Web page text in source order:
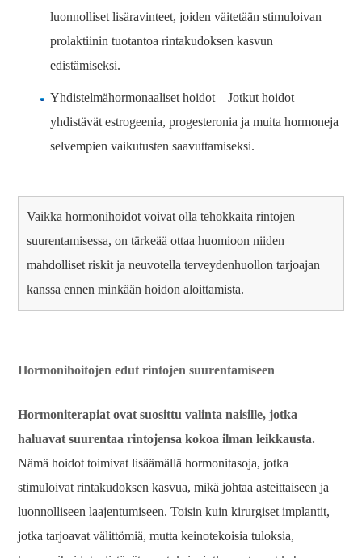
luonnolliset lisäravinteet, joiden väitetään stimuloivan
prolaktiinin tuotantoa rintakudoksen kasvun
edistämiseksi.
Yhdistelmähormonaaliset hoidot – Jotkut hoidot
yhdistävät estrogeenia, progesteronia ja muita hormoneja
selvempien vaikutusten saavuttamiseksi.
Vaikka hormonihoidot voivat olla tehokkaita rintojen
suurentamisessa, on tärkeää ottaa huomioon niiden
mahdolliset riskit ja neuvotella terveydenhuollon tarjoajan
kanssa ennen minkään hoidon aloittamista.
Hormonihoitojen edut rintojen suurentamiseen
Hormoniterapiat ovat suosittu valinta naisille, jotka
haluavat suurentaa rintojensa kokoa ilman leikkausta.
Nämä hoidot toimivat lisäämällä hormonitasoja, jotka
stimuloivat rintakudoksen kasvua, mikä johtaa asteittaiseen ja
luonnolliseen laajentumiseen. Toisin kuin kirurgiset implantit,
jotka tarjoavat välittömiä, mutta keinotekoisia tuloksia,